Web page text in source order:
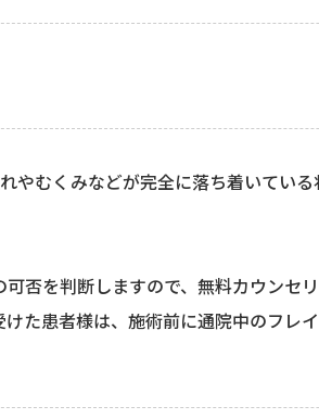
やむくみなどが完全に落ち着いてい
否を判断しますので、無料カウンセ
た患者様は、施術前に通院中のフレ